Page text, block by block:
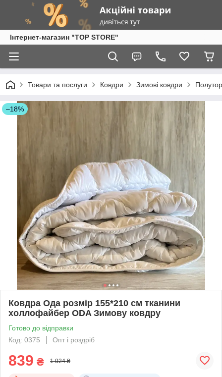
Інтернет-магазин "TOP STORE"
Товари та послуги Ковдри Зимові ковдри
–18%
Ковдра Ода розмір 155*210 см тканини
холлофайбер ODA Зимову ковдру
Готово до відправки
Код: 0375
Опт і роздріб
839 ₴ 1 024 ₴